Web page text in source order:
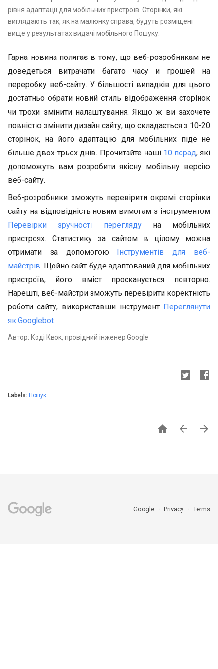
рівня адаптації для мобільних пристроїв. Сторінки, які
виглядають так, як на малюнку справа, будуть розміщені
вище у результатах видачі мобільного Пошуку.
Гарна новина полягає в тому, що веб-розробникам не
доведеться витрачати багато часу и грошей на
переробку веб-сайту. У більшості випадків для цього
достатньо обрати новий стиль відображення сторінок
чи трохи змінити налаштування. Якщо ж ви захочете
повністю змінити дизайн сайту, що складається з 10-20
сторінок, на його адаптацію для мобільних піде не
більше двох-трьох днів. Прочитайте наші 10 порад, які
допоможуть вам розробити якісну мобільну версію
веб-сайту.
Веб-розробники зможуть перевірити окремі сторінки
сайту на відповідність новим вимогам з інструментом
Перевірки зручності перегляду на мобільних
пристроях. Статистику за сайтом в цілому можна
отримати за допомогою Інструментів для веб-
майстрів. Щойно сайт буде адаптований для мобільних
пристроїв, його вміст просканується повторно.
Нарешті, веб-майстри зможуть перевірити коректність
роботи сайту, використавши інструмент Переглянути
як Googlebot.
Автор: Коді Квок, провідний інженер Google
Labels: Пошук
  
Google Privacy Terms